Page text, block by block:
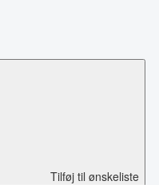
Tilføj til ønskeliste